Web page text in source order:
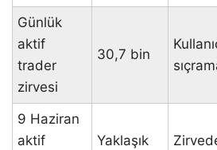
Günlük
aktif
trader
zirvesi
30,7 bin
9 Haziran
aktif
Yaklaşık